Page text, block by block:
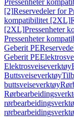
Pressenheter
[2]Reservedeler for
kompatibilitet [2XL]
[2XL]Pressenheter
Pressenheter
Geberit PE
Geberit PE
Elektrosveiseverktøy
Buttsveiseverktøy
buttsveiseverktøy